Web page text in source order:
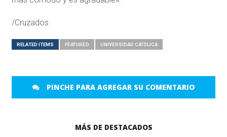
/Cruzados
RELATED ITEMS FEATURED UNIVERSIDAD CATÓLICA
PINCHE PARA AGREGAR SU COMENTARIO
MÁS DE DESTACADOS